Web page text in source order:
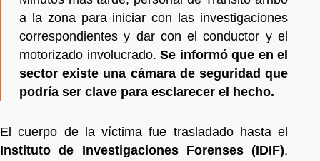
a la zona para iniciar con las investigaciones
correspondientes y dar con el conductor y el
motorizado involucrado. Se informó que en el
sector existe una cámara de seguridad que
podría ser clave para esclarecer el hecho.
El cuerpo de la víctima fue trasladado hasta el
Instituto de Investigaciones Forenses (IDIF),